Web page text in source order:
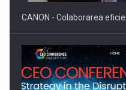
CANON - Colaborarea